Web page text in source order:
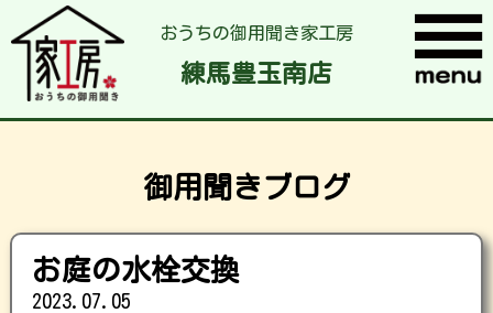
おうちの御用聞き家工房
練馬豊玉南店
御用聞きブログ
お庭の水栓交換
2023.07.05